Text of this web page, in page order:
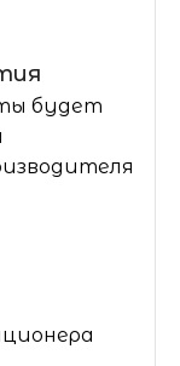
будет